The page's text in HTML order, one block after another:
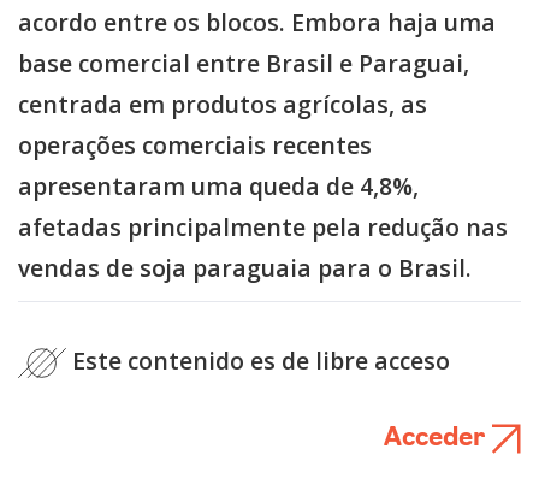
acordo entre os blocos. Embora haja uma
base comercial entre Brasil e Paraguai,
centrada em produtos agrícolas, as
operações comerciais recentes
apresentaram uma queda de 4,8%,
afetadas principalmente pela redução nas
vendas de soja paraguaia para o Brasil.
Este contenido es de libre acceso
Acceder